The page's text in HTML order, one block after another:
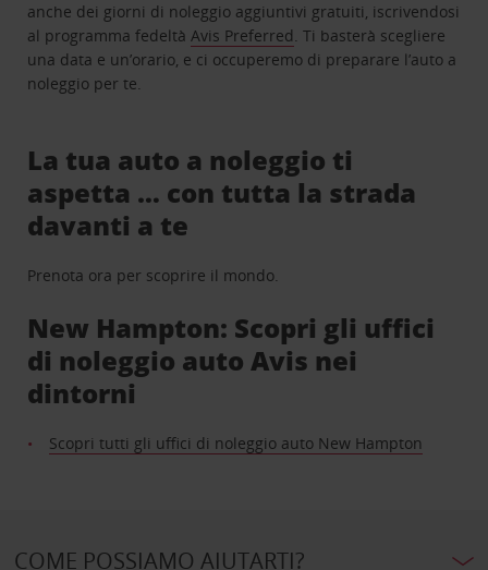
anche dei giorni di noleggio aggiuntivi gratuiti, iscrivendosi
al programma fedeltàAvis Preferred. Ti basterà scegliere
una data e un’orario, e ci occuperemo di preparare l’auto a
noleggio per te.
La tua auto a noleggio ti
aspetta … con tutta la strada
davanti a te
Prenota ora per scoprire il mondo.
New Hampton: Scopri gli uffici
di noleggio auto Avis nei
dintorni
Scopri tutti gli uffici di noleggio auto New Hampton
COME POSSIAMO AIUTARTI?